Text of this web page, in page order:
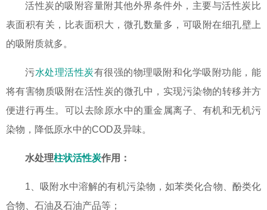
活性炭的吸附容量附其他外界条件外，主要与活性炭比
表面积有关，比表面积大，微孔数量多，可吸附在细孔壁上
的吸附质就多。
污水处理活性炭有很强的物理吸附和化学吸附功能，能
将有害物质吸附在活性炭的微孔中，实现污染物的转移并方
便进行再生。可以去除原水中的重金属离子、有机和无机污
染物，降低原水中的COD及异味。
水处理柱状活性炭作用：
1、吸附水中溶解的有机污染物，如苯类化合物、酚类化
合物、石油及石油产品等；